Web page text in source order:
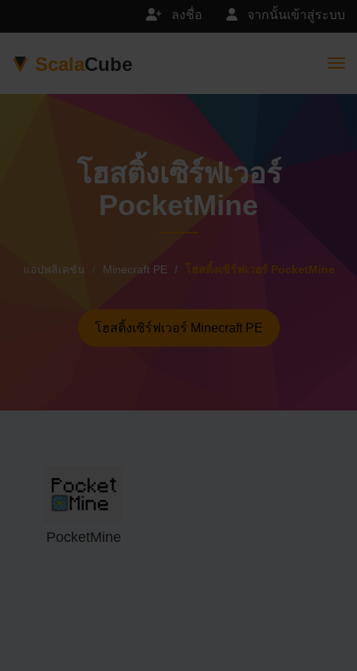
จากนั้นเข้าสู่ระบบ
ลงชื่อ
ScalaCube
โฮสติ้งเซิร์ฟเวอร์
PocketMine
แอปพลิเคชัน Minecraft PE โฮสติ้งเซิร์ฟเวอร์ PocketMine
โฮสติ้งเซิร์ฟเวอร์ Minecraft PE
PocketMine